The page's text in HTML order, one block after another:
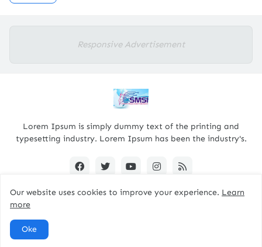
Responsive Advertisement
Lorem Ipsum is simply dummy text of the printing and
typesetting industry. Lorem Ipsum has been the industry's.
Our website uses cookies to improve your experience. Learn
more
Oke